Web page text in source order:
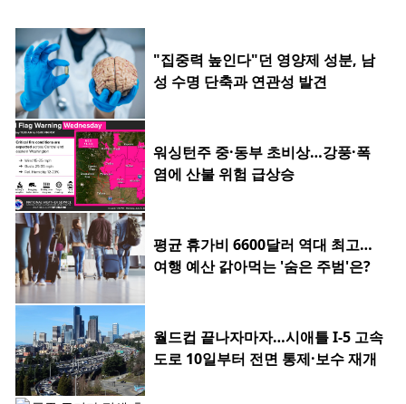
"집중력 높인다"던 영양제 성분, 남
성 수명 단축과 연관성 발견
워싱턴주 중·동부 초비상…강풍·폭
염에 산불 위험 급상승
평균 휴가비 6600달러 역대 최고…
여행 예산 갉아먹는 '숨은 주범'은?
월드컵 끝나자마자…시애틀 I-5 고속
도로 10일부터 전면 통제·보수 재개